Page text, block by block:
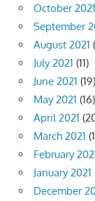
October 2021
September
August 2021
July 2021 (11)
June 2021 (19)
May 2021 (16)
April 2021
March 2021
February
January 2021
December